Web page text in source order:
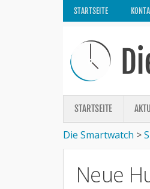
STARTSEITE
STARTSEITE
Die Smartwatch >
Neue